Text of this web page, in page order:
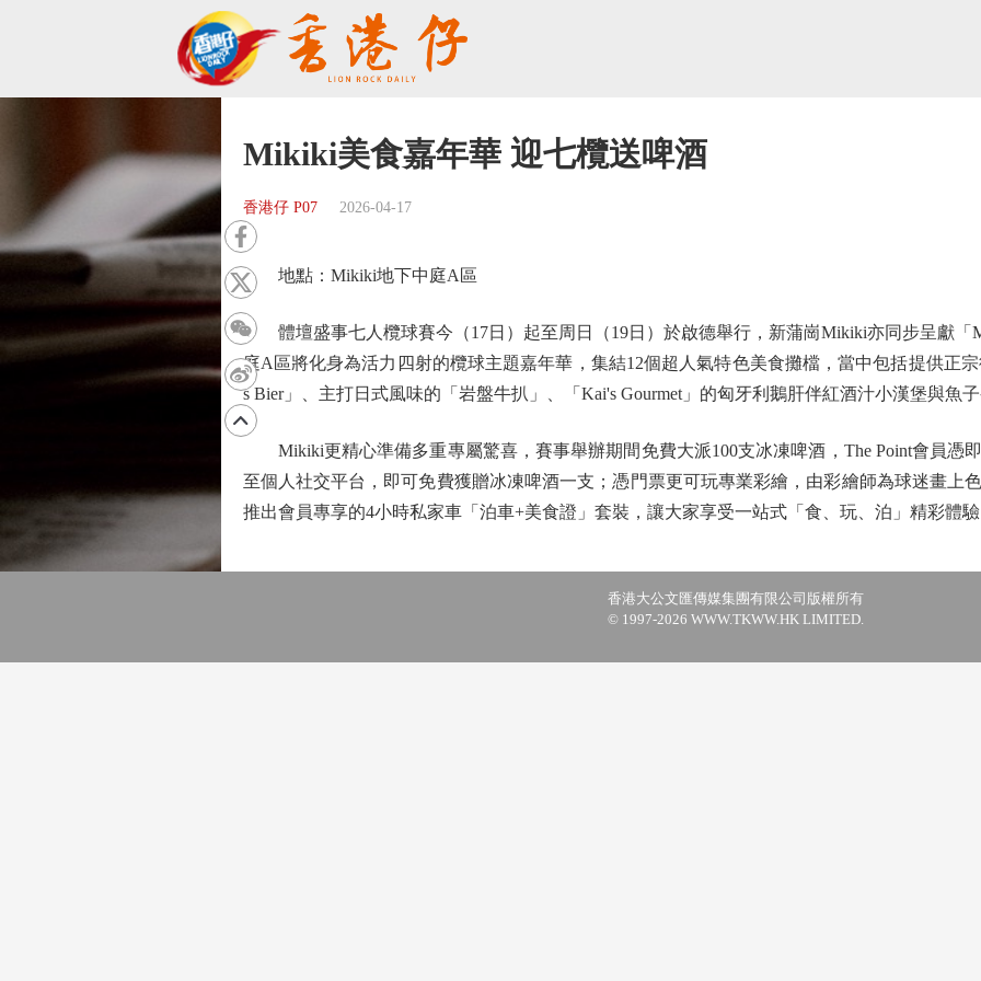
Mikiki美食嘉年華 迎七欖送啤酒
香港仔 P07 2026-04-17
地點：Mikiki地下中庭A區
體壇盛事七人欖球賽今（17日）起至周日（19日）於啟德舉行，新蒲崗Mikiki亦同步呈獻「
庭A區將化身為活力四射的欖球主題嘉年華，集結12個超人氣特色美食攤檔，當中包括提供正
s Bier」、主打日式風味的「岩盤牛扒」、「Kai's Gourmet」的匈牙利鵝肝伴紅酒汁小漢堡與魚
Mikiki更精心準備多重專屬驚喜，賽事舉辦期間免費大派100支冰凍啤酒，The Point會員憑
至個人社交平台，即可免費獲贈冰凍啤酒一支；憑門票更可玩專業彩繪，由彩繪師為球迷畫上
推出會員專享的4小時私家車「泊車+美食證」套裝，讓大家享受一站式「食、玩、泊」精彩體
香港大公文匯傳媒集團有限公司版權所有
© 1997-2026 WWW.TKWW.HK LIMITED.